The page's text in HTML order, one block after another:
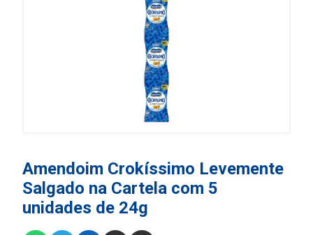
Amendoim Crokíssimo Levemente
Salgado na Cartela com 5
unidades de 24g